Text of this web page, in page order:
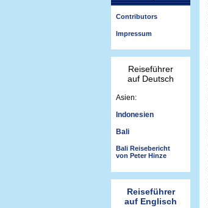
Contributors
Impressum
Reiseführer
auf Deutsch
Asien:
Indonesien
Bali
Bali Reisebericht
von Peter Hinze
Reiseführer
auf Englisch